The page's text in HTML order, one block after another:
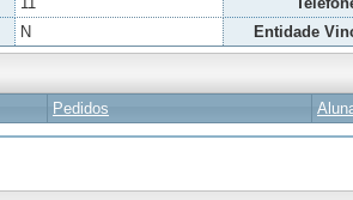
N Entidade
Pedidos